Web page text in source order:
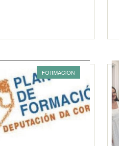
FORMACION